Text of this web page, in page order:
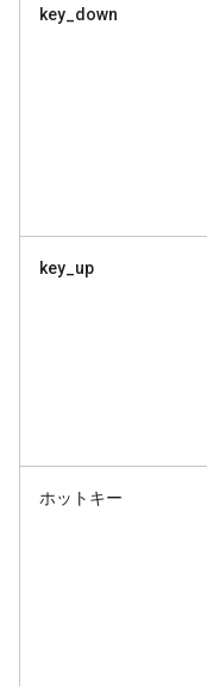
key_down
key_up
ホットキー